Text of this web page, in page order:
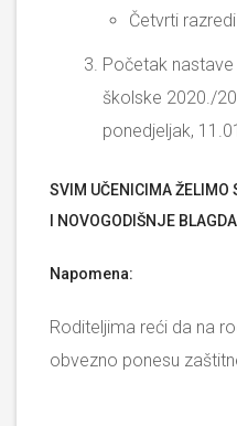
Četvrti
Početak
školske 2020./
ponedjeljak,
SVIM UČENICIMA ŽELIMO
I NOVOGODIŠNJE
Napomena:
Roditeljima reći da na
obvezno ponesu